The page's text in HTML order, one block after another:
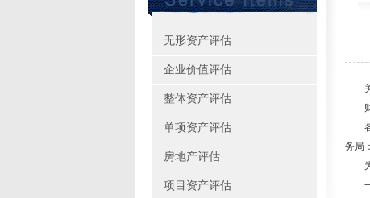
无形资产评估
企业价值评估
整体资产评估
单项资产评估
房地产评估
项目资产评估
关
财
各
务局：
为
一